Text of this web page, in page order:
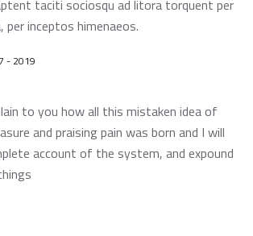
taciti sociosqu ad litora torquent per
per inceptos himenaeos.
- 2019
to you how all this mistaken idea of
and praising pain was born and I will
account of the system, and expound